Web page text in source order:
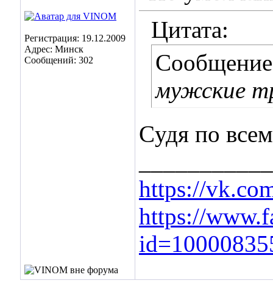
Регистрация: 19.12.2009
Адрес: Минск
Сообщений: 302
Цитата:
мужские
Cудя по
https://
https://